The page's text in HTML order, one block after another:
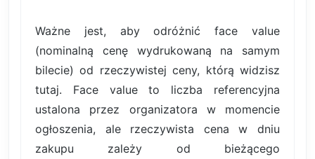
Ważne jest, aby odróżnić face value
(nominalną cenę wydrukowaną na samym
bilecie) od rzeczywistej ceny, którą widzisz
tutaj. Face value to liczba referencyjna
ustalona przez organizatora w momencie
ogłoszenia, ale rzeczywista cena w dniu
zakupu zależy od bieżącego